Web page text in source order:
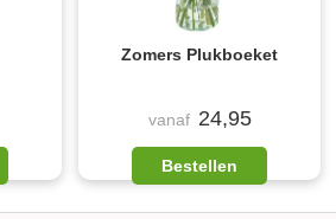
Zomers Plukboeket
vanaf 24,95
Bestellen